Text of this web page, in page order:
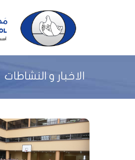
الاخبار و النشاطات